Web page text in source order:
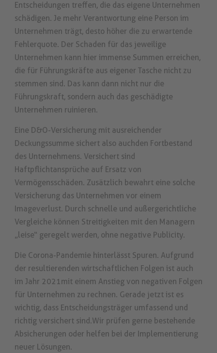
Entscheidungen treffen, die das eigene Unternehmen
schädigen. Je mehr Verantwortung eine Person im
Unternehmen trägt, desto höher die zu erwartende
Fehlerquote. Der Schaden für das jeweilige
Unternehmen kann hier immense Summen erreichen,
die für Führungskräfte aus eigener Tasche nicht zu
stemmen sind. Das kann dann nicht nur die
Führungskraft, sondern auch das geschädigte
Unternehmen ruinieren.
Eine D&O-Versicherung mit ausreichender
Deckungssumme sichert also auchden Fortbestand
des Unternehmens. Versichert sind
Haftpflichtansprüche auf Ersatz von
Vermögensschäden. Zusätzlich bewahrt eine solche
Versicherung das Unternehmen vor einem
Imageverlust. Durch schnelle und außergerichtliche
Vergleiche können Streitigkeiten mit den Managern
„leise“ geregelt werden, ohne negative Publicity.
Die Corona-Pandemie hinterlässt Spuren. Aufgrund
der resultierenden wirtschaftlichen Folgen ist auch
im Jahr 2021 mit einem Anstieg von negativen Folgen
für Unternehmen zu rechnen. Gerade jetzt ist es
wichtig, dass Entscheidungsträger umfassend und
richtig versichert sind. Wir prüfen gerne bestehende
Absicherungen oder helfen bei der Implementierung
neuer Lösungen.